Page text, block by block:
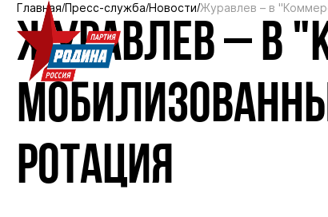
Главная Пресс-служба Новости Журавлев – в
ЖУРАВЛЕВ – В
РОТАЦИЯ